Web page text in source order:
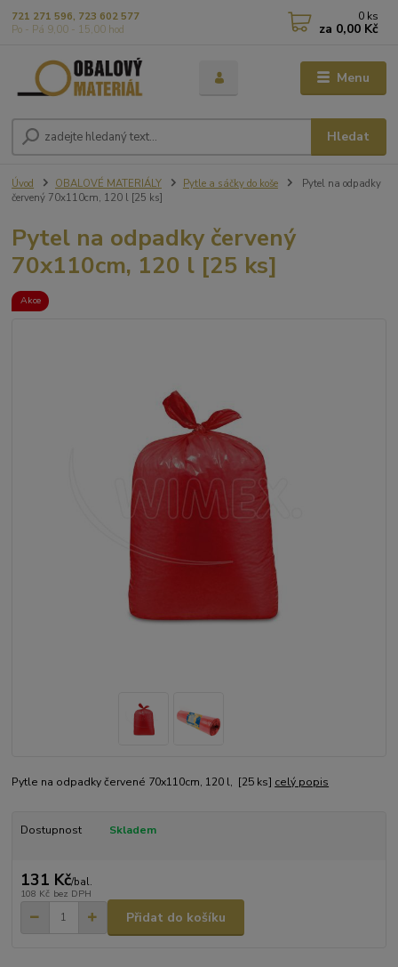
Menu
Hledat
721 271 596, 723 602 577
Po - Pá 9,00 - 15,00 hod
0 ks
za 0,00 Kč
Úvod OBALOVÉ MATERIÁLY Pytle a sáčky do koše
Pytel na odpadky
červený 70x110cm, 120 l [25 ks]
Pytel na odpadky červený
70x110cm, 120 l [25 ks]
Akce
Pytle na odpadky červené 70x110cm, 120 l, [25 ks] celý popis
Dostupnost Skladem
131 Kč/bal.
108 Kč bez DPH
Přidat do košíku